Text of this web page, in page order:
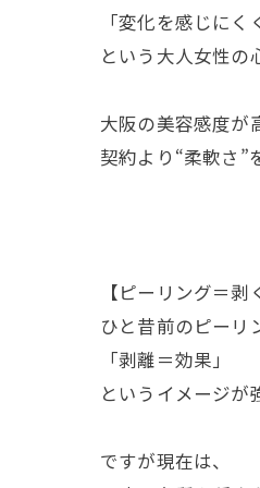
「変化を感じに
という大人女性の
大阪の美容感度が
契約より“柔軟さ”
【ピーリング＝剥
ひと昔前のピーリ
「剥離＝効果」
というイメージが
ですが現在は、